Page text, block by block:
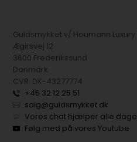
Guldsmykket v/ Houmann Luxury
Ægirsvej 12
3600 Frederikssund
Danmark
CVR: DK-43277774
+45 32 12 25 51
salg@guldsmykket.dk
Vores chat hjælper alle
Følg med på vores Youtube